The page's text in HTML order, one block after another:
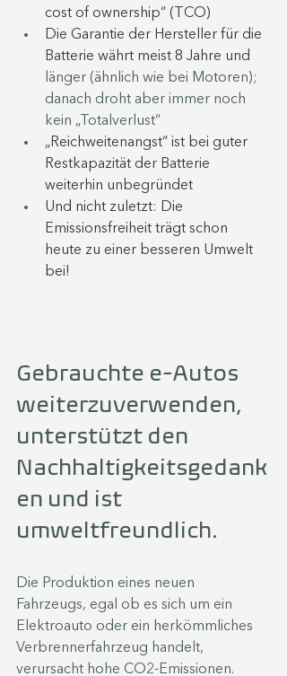
cost of ownership“ (TCO)
Die Garantie der Hersteller für die
Batterie währt meist 8 Jahre und
länger (ähnlich wie bei Motoren);
danach droht aber immer noch
kein „Totalverlust“
„Reichweitenangst“ ist bei guter
Restkapazität der Batterie
weiterhin unbegründet
Und nicht zuletzt: Die
Emissionsfreiheit trägt schon
heute zu einer besseren Umwelt
bei!
Gebrauchte e-Autos
weiterzuverwenden,
unterstützt den
Nachhaltigkeitsgedank
en und ist
umweltfreundlich.
Die Produktion eines neuen
Fahrzeugs, egal ob es sich um ein
Elektroauto oder ein herkömmliches
Verbrennerfahrzeug handelt,
verursacht hohe CO2-Emissionen.